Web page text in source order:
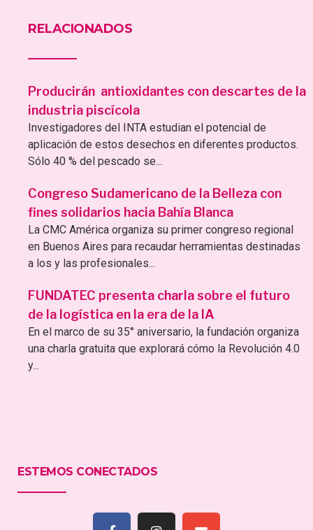
RELACIONADOS
Producirán antioxidantes con descartes de la
industria piscícola
Investigadores del INTA estudian el potencial de
aplicación de estos desechos en diferentes productos.
Sólo 40 % del pescado se...
Congreso Sudamericano de la Belleza con
fines solidarios hacia Bahía Blanca
La CMC América organiza su primer congreso regional
en Buenos Aires para recaudar herramientas destinadas
a los y las profesionales...
FUNDATEC presenta charla sobre el futuro
de la logística en la era de la IA
En el marco de su 35° aniversario, la fundación organiza
una charla gratuita que explorará cómo la Revolución 4.0
y...
ESTEMOS CONECTADOS